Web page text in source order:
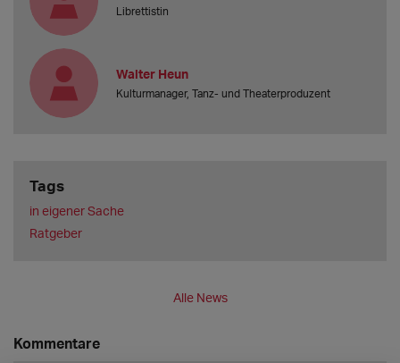
Librettistin
Walter Heun
Kulturmanager, Tanz- und Theaterproduzent
Tags
in eigener Sache
Ratgeber
Alle News
Kommentare